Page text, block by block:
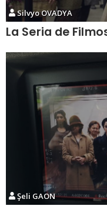
Silvyo OVADYA
La Seria de
Şeli GAON